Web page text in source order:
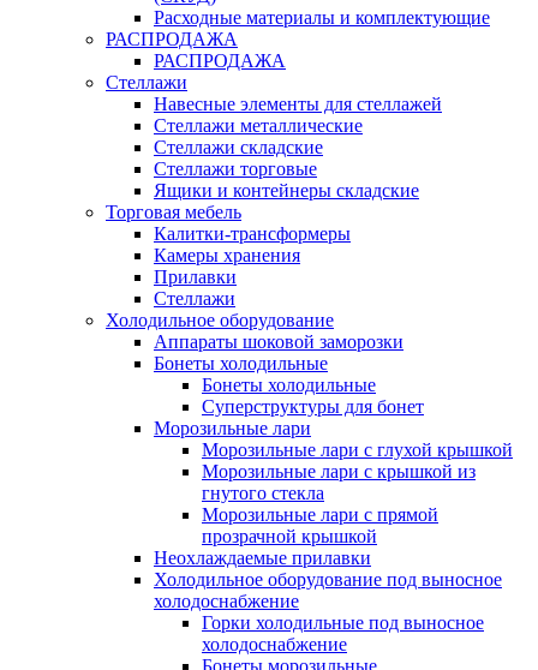
Расходные материалы и комплектующие
РАСПРОДАЖА
РАСПРОДАЖА
Стеллажи
Навесные элементы для стеллажей
Стеллажи металлические
Стеллажи складские
Стеллажи торговые
Ящики и контейнеры складские
Торговая мебель
Калитки-трансформеры
Камеры хранения
Прилавки
Стеллажи
Холодильное оборудование
Аппараты шоковой заморозки
Бонеты холодильные
Бонеты холодильные
Суперструктуры для бонет
Морозильные лари
Морозильные лари с глухой крышкой
Морозильные лари с крышкой из
гнутого стекла
Морозильные лари с прямой
прозрачной крышкой
Неохлаждаемые прилавки
Холодильное оборудование под выносное
холодоснабжение
Горки холодильные под выносное
холодоснабжение
Бонеты морозильные